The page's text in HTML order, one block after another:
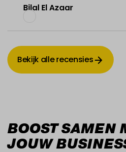
Bilal El Azaar
Bekijk alle recensies
Bekijk alle recensies
BOOST SAMEN
JOUW